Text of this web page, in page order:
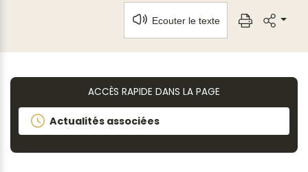
Ecouter le texte
ACCÈS RAPIDE DANS LA PAGE
Actualités associées